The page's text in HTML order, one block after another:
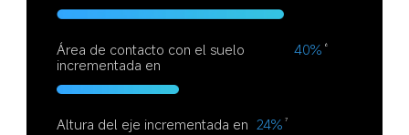
Área de contacto con el suelo
incrementada en
40% 6
Altura del eje incrementada en 24% 7